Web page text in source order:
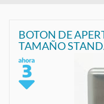
BOTON DE
TAMAÑO